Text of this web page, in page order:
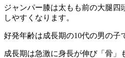
ジャンパー膝は太もも前の大腿四
しやすくなります。
好発年齢は成長期の10代の男の子
成長期は急激に身長が伸び「骨」